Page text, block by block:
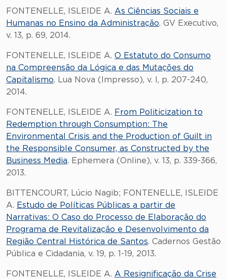
FONTENELLE, ISLEIDE A. As Ciências Sociais e
Humanas no Ensino da Administração. GV Executivo,
v. 13, p. 69, 2014.
FONTENELLE, ISLEIDE A. O Estatuto do Consumo
na Compreensão da Lógica e das Mutações do
Capitalismo. Lua Nova (Impresso), v. I, p. 207-240,
2014.
FONTENELLE, ISLEIDE A. From Politicization to
Redemption through Consumption: The
Environmental Crisis and the Production of Guilt in
the Responsible Consumer, as Constructed by the
Business Media. Ephemera (Online), v. 13, p. 339-366,
2013.
BITTENCOURT, Lúcio Nagib; FONTENELLE, ISLEIDE
A. Estudo de Políticas Públicas a partir de
Narrativas: O Caso do Processo de Elaboração do
Programa de Revitalização e Desenvolvimento da
Região Central Histórica de Santos. Cadernos Gestão
Pública e Cidadania, v. 19, p. 1-19, 2013.
FONTENELLE, ISLEIDE A. A Resignificação da Crise